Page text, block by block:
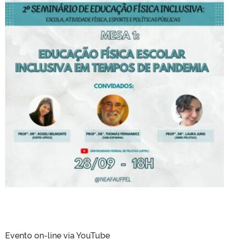
Evento on-line via YouTube